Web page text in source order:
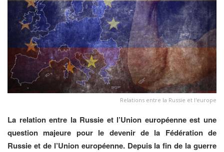
Relations entre la Russie et l'europe
La relation entre la Russie et l’Union européenne est une
question majeure pour le devenir de la Fédération de
Russie et de l’Union européenne. Depuis la fin de la guerre